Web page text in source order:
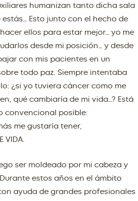
humanizan tanto dicha sala
Esto junto con el hecho de
ellos para estar mejor… yo me
desde mi posición… y desde
con mis pacientes en un
todo paz. Siempre intentaba
¿si yo tuviera cáncer como me
qué cambiaría de mi vida…? Está
convencional posible:
me gustaría tener,
VIDA.
ser moldeado por mi cabeza y
estos años en el ámbito
ayuda de grandes profesionales